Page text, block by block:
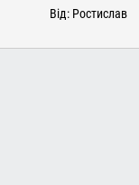
Від: Ростислав